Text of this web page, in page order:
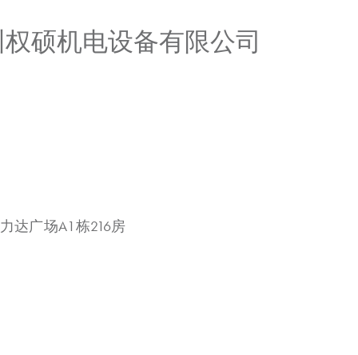
硕机电设备有限公司
达广场A1栋216房